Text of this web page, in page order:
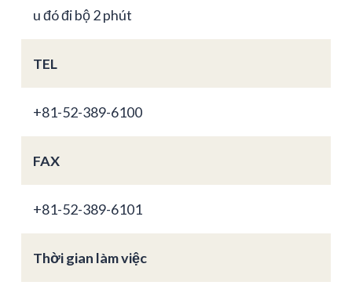
u đó đi bộ 2 phút
TEL
+81-52-389-6100
FAX
+81-52-389-6101
Thời gian làm việc